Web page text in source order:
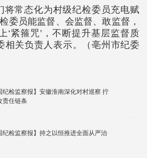
将常态化为村级纪检委员充电赋
委员能监督、会监督、敢监督，
‘紧箍咒’，不断提升基层监督质
相关负责人表示。（亳州市纪委
纪检监察报】安徽淮南深化对村巡察 拧
责任链条
纪检监察报】持之以恒推进全面从严治